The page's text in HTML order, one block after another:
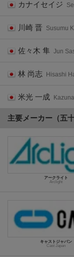
カナイセイジ
川崎 晋 Susumu
佐々木 隼 Jun
林 尚志 Hisashi
米光 一成
主要メーカー（五十
アークライト
Arclight
キャストジャパン
Cast Japan